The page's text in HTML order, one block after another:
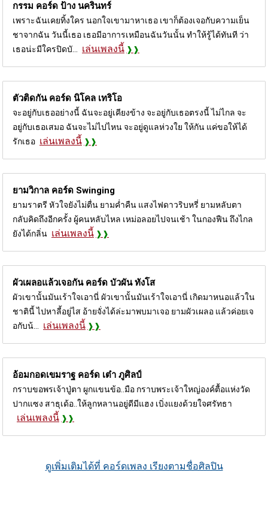
กรรม คอร์ด ป้าง นครินทร์
เพราะฉันเคยทิ้งใคร นอกใจเขามาหาเธอ เขาก็ต้องเจอกับความเย็น
ชาจากฉัน วันนี้เธอ เธอมีอาการเหมือนฉันวันนั้น ทำให้รู้ได้ทันที ว่า
เธอน่ะมีใครปิดบั...
เล่นเพลงนี้
ตัวติดกัน คอร์ด นิโคล เทริโอ
จะอยู่กับเธออย่างนี้ ฉันจะอยู่เคียงข้าง จะอยู่กับเธอตรงนี้ ไม่ไกล จะ
อยู่กับเธอเสมอ ฉันจะไม่ไปไหน จะอยู่ดูแลห่วงใย ให้กัน แค่ขอให้ได้
รักเธอ เล่นเพลงนี้
ยามวิกาล คอร์ด Swinging
ยามราตรี หัวใจยังไม่ตื่น ยามค่ำคืน แสงไฟดาวริบหรี่ ยามหลับตา
กลับคิดถึงอีกครั้ง ผู้คนหลับไหล เหม่อลอยไปจนเช้า ในกองฟืน ถึงไกล
ยังได้กลิ่น เล่นเพลงนี้
ผัวเผลอแล้วเจอกัน คอร์ด บัวผัน ทังโส
ผัวเขานั้นมันเร้าใจเอานี่ ผัวเขานั้นมันเร้าใจเอานี่ เกิดมาหนอแล้วใน
ชาตินี้ ไปหาลี้อยู่ไส อ้ายจั่งได้ล่ะมาพบมาเจอ ยามผัวเผลอ แล้วค่อยเจ
อกับน้...
เล่นเพลงนี้
อ้อมกอดเขมราฐ คอร์ด เต๋า ภูศิลป์
กราบขอพรเจ้าปู่ตา ผูกแขนข้อ..มือ กราบพระเจ้าใหญ่องค์ตื้อแห่งวัด
ปากแซง สาธุเด้อ..ให้ลูกหลานอยู่ดีมีแฮง เบิ่งแยงด้วยใจศรัทธา
เล่นเพลงนี้
ดูเพิ่มเติมได้ที่ คอร์ดเพลง เรียงตามชื่อศิลปิน